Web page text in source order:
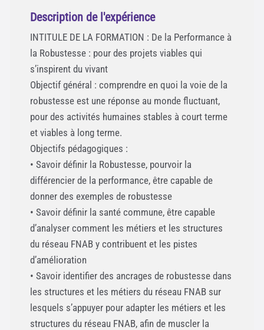
Description de l'expérience
INTITULE DE LA FORMATION : De la Performance à
la Robustesse : pour des projets viables qui
s’inspirent du vivant
Objectif général : comprendre en quoi la voie de la
robustesse est une réponse au monde fluctuant,
pour des activités humaines stables à court terme
et viables à long terme.
Objectifs pédagogiques :
• Savoir définir la Robustesse, pourvoir la
différencier de la performance, être capable de
donner des exemples de robustesse
• Savoir définir la santé commune, être capable
d’analyser comment les métiers et les structures
du réseau FNAB y contribuent et les pistes
d’amélioration
• Savoir identifier des ancrages de robustesse dans
les structures et les métiers du réseau FNAB sur
lesquels s’appuyer pour adapter les métiers et les
structures du réseau FNAB, afin de muscler la